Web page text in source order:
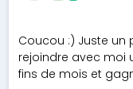
Coucou :) Juste
rejoindre avec moi
fins de mois et